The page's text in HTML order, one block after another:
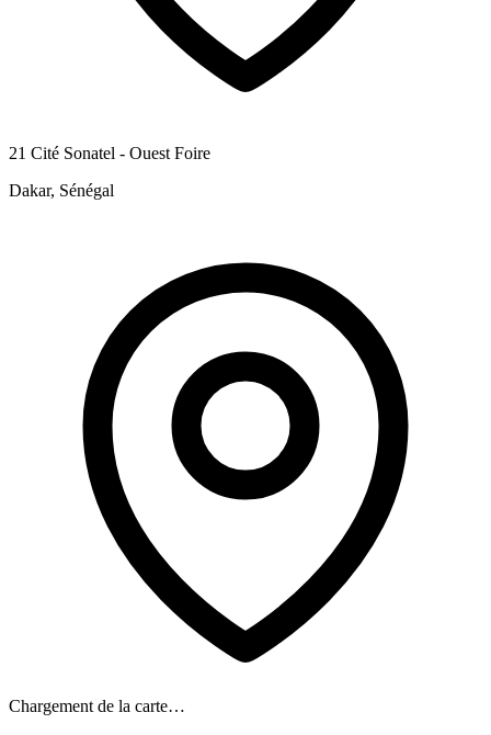
21 Cité Sonatel - Ouest Foire
Dakar, Sénégal
Chargement de la carte…